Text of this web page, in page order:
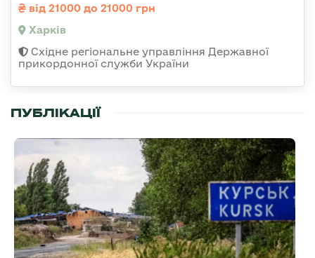
від 21000 до 21000 грн
Харків
Східне регіональне управління Державної
прикордонної служби України
ПУБЛІКАЦІЇ